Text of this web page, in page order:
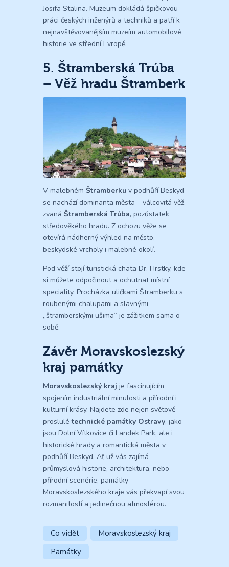
Josifa Stalina. Muzeum dokládá špičkovou
práci českých inženýrů a techniků a patří k
nejnavštěvovanějším muzeím automobilové
historie ve střední Evropě.
5. Štramberská Trúba
– Věž hradu Štramberk
V malebném Štramberku v podhůří Beskyd
se nachází dominanta města – válcovitá věž
zvaná Štramberská Trúba, pozůstatek
středověkého hradu. Z ochozu věže se
otevírá nádherný výhled na město,
beskydské vrcholy i malebné okolí.
Pod věží stojí turistická chata Dr. Hrstky, kde
si můžete odpočinout a ochutnat místní
speciality. Procházka uličkami Štramberku s
roubenými chalupami a slavnými
„štramberskými ušima“ je zážitkem sama o
sobě.
Závěr Moravskoslezský
kraj památky
Moravskoslezský kraj je fascinujícím
spojením industriální minulosti a přírodní i
kulturní krásy. Najdete zde nejen světově
proslulétechnické památky Ostravy, jako
jsou Dolní Vítkovice či Landek Park, ale i
historické hrady a romantická města v
podhůří Beskyd. Ať už vás zajímá
průmyslová historie, architektura, nebo
přírodní scenérie, památky
Moravskoslezského kraje vás překvapí svou
rozmanitostí a jedinečnou atmosférou.
Co vidět
Moravskoslezský kraj
Památky